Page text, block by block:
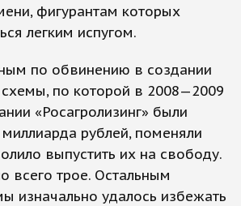
фигурантам которых
легким испугом.
по обвинению в создании
по которой в 2008—2009
«Росагролизинг» были
рублей, поменяли
выпустить их на свободу.
всего трое. Остальным
изначально удалось избежать